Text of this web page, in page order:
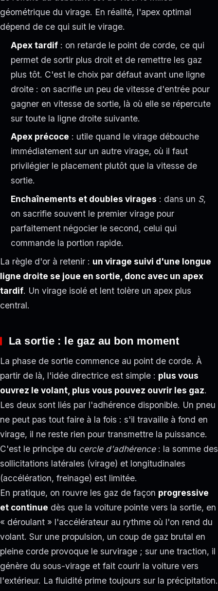
géométrique du virage. En réalité, l'apex optimal
dépend de ce qui suit le virage.
Apex tardif : on retarde le point de corde, ce qui
permet de sortir plus droit et de remettre les gaz
plus tôt. C'est le choix par défaut avant une ligne
droite : on sacrifie un peu de vitesse d'entrée pour
gagner en vitesse de sortie, là où elle se répercute
sur toute la ligne droite suivante.
Apex précoce : utile quand le virage débouche
immédiatement sur un autre virage, où il faut
privilégier le placement plutôt que la vitesse de
sortie.
Enchaînements et doubles virages : dans un S,
on sacrifie souvent le premier virage pour
parfaitement négocier le second, celui qui
commande la portion rapide.
La règle d'or à retenir : un virage suivi d'une longue
ligne droite se joue en sortie, donc avec un apex
tardif. Un virage isolé et lent tolère un apex plus
central.
La sortie : le gaz au bon moment
La phase de sortie commence au point de corde. À
partir de là, l'idée directrice est simple : plus vous
ouvrez le volant, plus vous pouvez ouvrir les gaz.
Les deux sont liés par l'adhérence disponible. Un pneu
ne peut pas tout faire à la fois : s'il travaille à fond en
virage, il ne reste rien pour transmettre la puissance.
C'est le principe du cercle d'adhérence: la somme des
sollicitations latérales (virage) et longitudinales
(accélération, freinage) est limitée.
En pratique, on rouvre les gaz de façon progressive
et continue dès que la voiture pointe vers la sortie, en
« déroulant » l'accélérateur au rythme où l'on rend du
volant. Sur une propulsion, un coup de gaz brutal en
pleine corde provoque le survirage ; sur une traction, il
génère du sous-virage et fait courir la voiture vers
l'extérieur. La fluidité prime toujours sur la précipitation.